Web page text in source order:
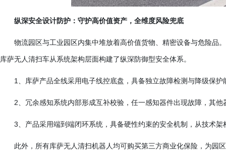
纵深安全设计防护：守护高价值资产，全维度风险兜底
物流园区与工业园区内集中堆放着高价值货物、精密设备与危险品
库萨无人清扫车从系统架构层面构建了纵深防御型安全体系。
1、库萨产品全线采用电子线控底盘，具备独立故障检测与降级保
2、冗余感知系统内部形成互补校验，任一感知器件出现故障，其
3、产品采用端到端闭环系统，具备硬性约束的安全机制，从技术架
此外，所有库萨无人清扫机器人均可购买第三方商业化保险，为园